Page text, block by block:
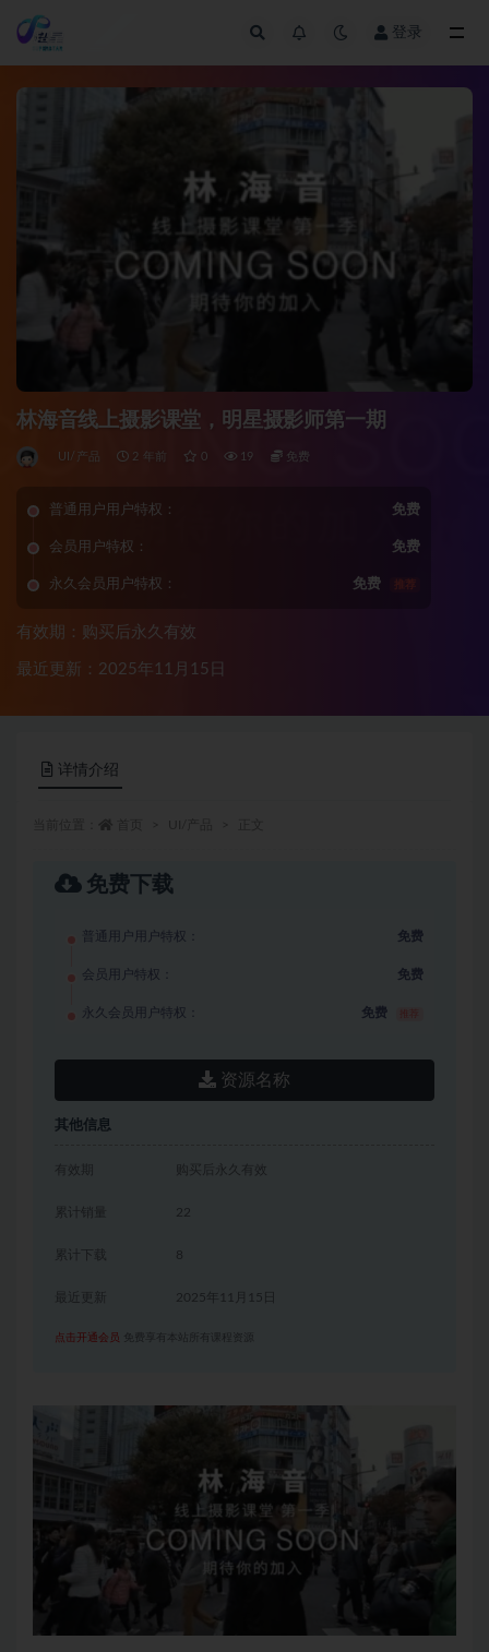
登录
林海音线上摄影课堂，明星摄影师第一期
UI/产品 2 年前 0 19 免费
普通用户用户特权： 免费
会员用户特权： 免费
永久会员用户特权： 免费 推荐
有效期：购买后永久有效
最近更新：2025年11月15日
详情介绍
免费下载
普通用户用户特权： 免费
会员用户特权： 免费
永久会员用户特权： 免费
资源名称
其他信息
有效期 购买后永久有效
累计销量 22
累计下载 8
2025年11月15日
点击开通会员 免费享有本站所有课程资源